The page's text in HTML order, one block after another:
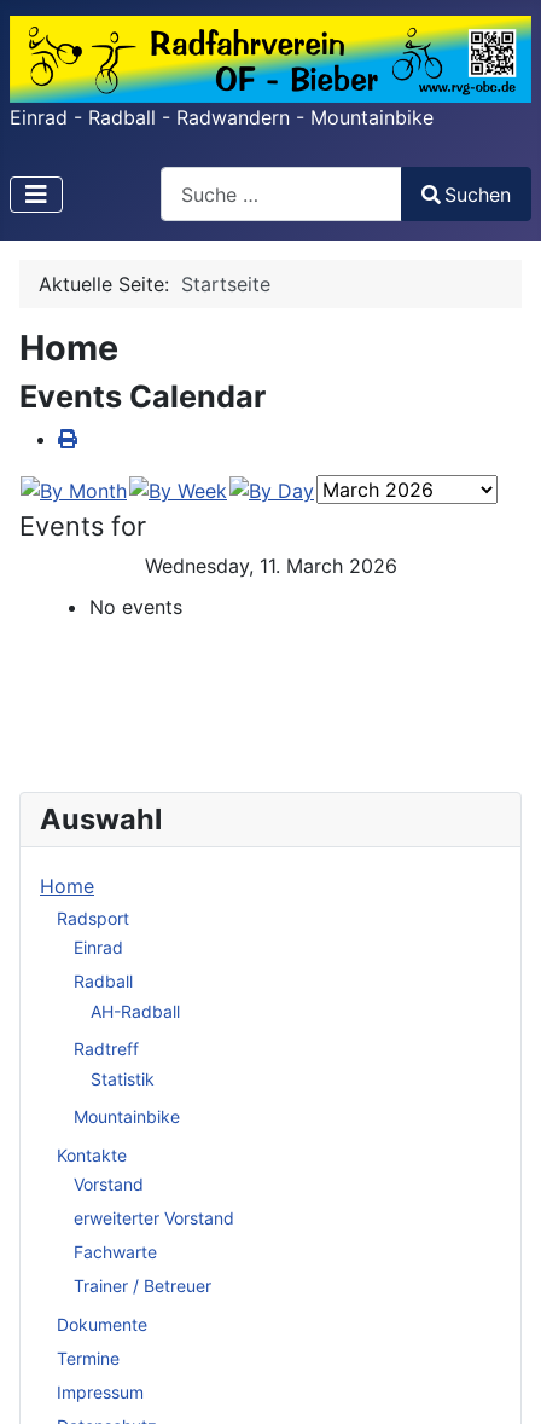
Einrad - Radball - Radwandern - Mountainbike
Search
Type 2 or more characters for results.
Suchen
Aktuelle Seite: Startseite
Home
Events Calendar
Events for
Wednesday, 11. March 2026
No events
Auswahl
Home
Radsport
Einrad
Radball
AH-Radball
Radtreff
Statistik
Mountainbike
Kontakte
Vorstand
erweiterter Vorstand
Fachwarte
Trainer / Betreuer
Dokumente
Termine
Impressum